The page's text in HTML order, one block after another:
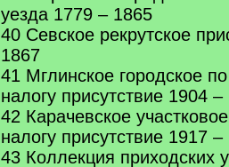
уезда 1779 – 1865
40 Севское рекрутское
1867
41 Мглинское городское
налогу присутствие 1904 –
42 Карачевское
налогу присутствие 1917 –
43 Коллекция приходских